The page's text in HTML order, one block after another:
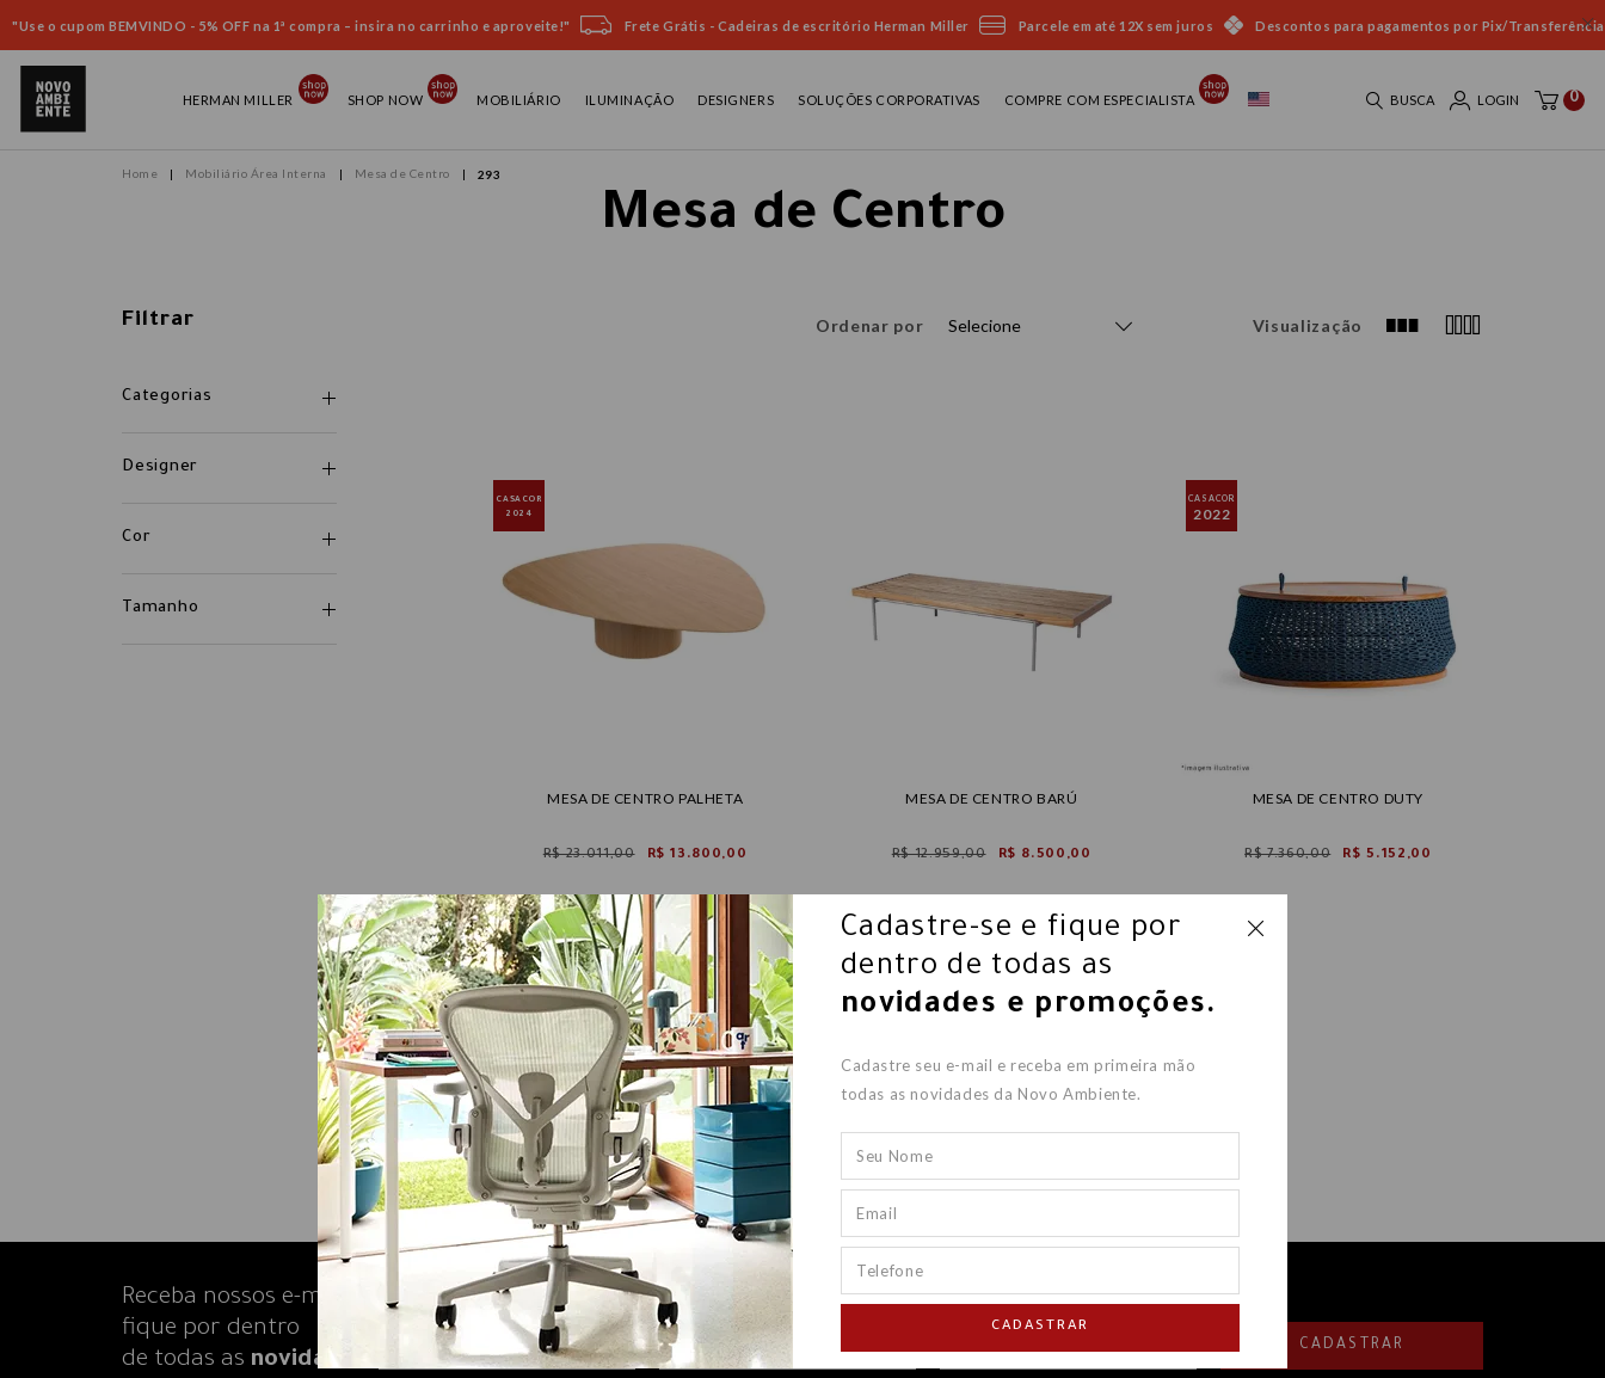
"Use o cupom BEMVINDO - 5% OFF na 1ª compra – insira no carrinho e aproveite!" Frete Grátis - Cadeiras de escritório Herman Miller Parcele em até 12X sem juros Descontos para pagamentos por Pix/Transferência
HERMAN MILLER SHOP NOW MOBILIÁRIO ILUMINAÇÃO DESIGNERS SOLUÇÕES CORPORATIVAS COMPRE COM ESPECIALISTA BUSCA LOGIN 0
Mobiliário Área Interna Mesa de Centro 293
Mesa de Centro
Filtrar
Categorias
Designer
Cor
Tamanho
Ordenar por Selecione Visualização
MESA DE CENTRO PALHETA
R$ 23.011,00 R$ 13.800,00
CASACOR
2024
MESA DE CENTRO BARÚ
R$ 12.959,00 R$ 8.500,00
MESA DE CENTRO DUTY
R$ 7.360,00 R$ 5.152,00
Receba nossos e-mails e
fique por dentro
de todas as novidades
CADASTRAR
Cadastre-se e fique por
dentro de todas as
novidades e promoções.
Cadastre seu e-mail e receba em primeira mão
todas as novidades da Novo Ambiente.
CADASTRAR